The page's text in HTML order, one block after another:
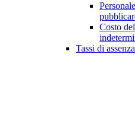
Costo
Tassi di assenza